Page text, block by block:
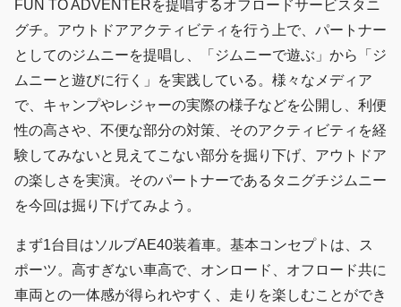
FUN TO ADVENTERを提唱するオフロードサービスタニ
グチ。アウトドアアクティビティを行う上で、パートナー
としてのジムニーを提唱し、「ジムニーで遊ぶ」から「ジ
ムニーと遊びに行く」を実践している。様々なメディア
で、キャンプやレジャーの実際の様子などを公開し、利便
性の高さや、不便な部分の対策、そのアクティビティを経
験してみないと見えてこない部分を掘り下げ、アウトドア
の楽しさを実演。そのパートナーであるタニグチジムニー
を今回は掘り下げてみよう。
まず1台目はソルブAE40装着車。基本コンセプトは、ス
ポーツ。高すぎない車高で、オンロード、オフロード共に
車両との一体感が得られやすく、走りを楽しむことができ